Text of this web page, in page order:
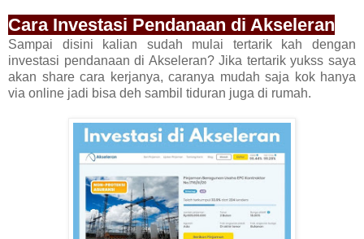
Cara Investasi Pendanaan di Akseleran
Sampai disini kalian sudah mulai tertarik kah dengan
investasi pendanaan di Akseleran? Jika tertarik yukss saya
akan share cara kerjanya, caranya mudah saja kok hanya
via online jadi bisa deh sambil tiduran juga di rumah.